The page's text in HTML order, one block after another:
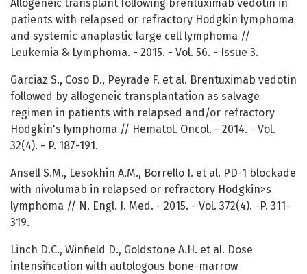
Allogeneic transplant following brentuximab vedotin in
patients with relapsed or refractory Hodgkin lymphoma
and systemic anaplastic large cell lymphoma //
Leukemia & Lymphoma. - 2015. - Vol. 56. - Issue 3.
Garciaz S., Coso D., Peyrade F. et al. Brentuximab vedotin
followed by allogeneic transplantation as salvage
regimen in patients with relapsed and/or refractory
Hodgkin's lymphoma // Hematol. Oncol. - 2014. - Vol.
32(4). - P. 187-191.
Ansell S.M., Lesokhin A.M., Borrello I. et al. PD-1 blockade
with nivolumab in relapsed or refractory Hodgkin>s
lymphoma // N. Engl. J. Med. - 2015. - Vol. 372(4). -P. 311-
319.
Linch D.C., Winfield D., Goldstone A.H. et al. Dose
intensification with autologous bone-marrow